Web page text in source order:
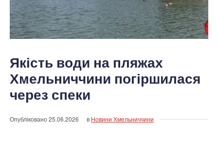
Якість води на пляжах
Хмельниччини погіршилася
через спеки
Опубліковано25.06.2026 в Новини Хмельниччини